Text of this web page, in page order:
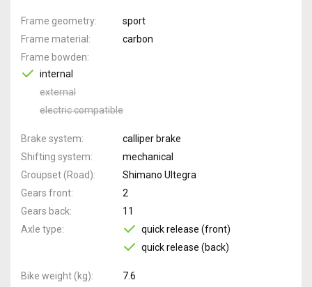
Frame geometry
sport
Frame material
carbon
Frame bowden
internal
external
electric compatible
Brake system
calliper brake
Shifting system
mechanical
Groupset (Road)
Shimano Ultegra
Gears front
2
Gears back
11
Axle type
quick release (front)
quick release (back)
Bike weight (kg) 7.6